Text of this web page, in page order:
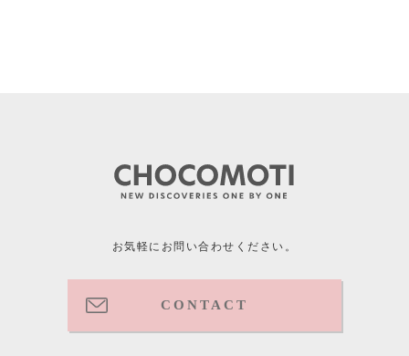
お気軽にお問い合わせください。
CONTACT